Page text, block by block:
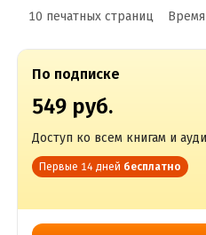
10 печатных страниц
По подписке
549 руб.
Доступ ко всем книгам и
Первые 14 дней бесплатно